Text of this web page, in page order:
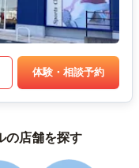
体験・相談予約
の店舗を探す